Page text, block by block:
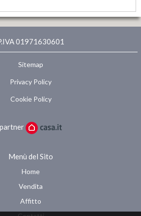
INVIA
P.IVA 01971630601
Cookie Policy
partner
Menù del Sito
Home